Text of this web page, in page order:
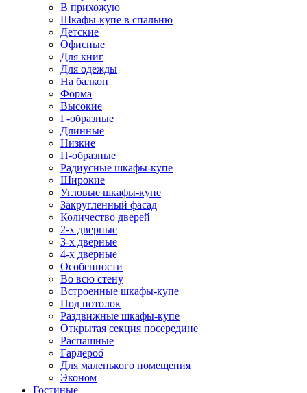
В прихожую
Шкафы-купе в спальню
Детские
Офисные
Для книг
Для одежды
На балкон
Форма
Высокие
Г-образные
Длинные
Низкие
П-образные
Радиусные шкафы-купе
Широкие
Угловые шкафы-купе
Закругленный фасад
Количество дверей
2-х дверные
3-х дверные
4-х дверные
Особенности
Во всю стену
Встроенные шкафы-купе
Под потолок
Раздвижные шкафы-купе
Открытая секция посередине
Распашные
Гардероб
Для маленького помещения
Эконом
Гостиные